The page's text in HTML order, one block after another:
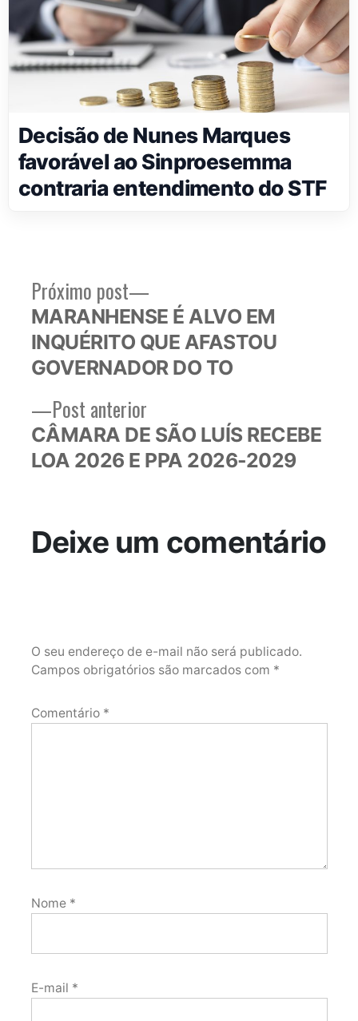
Decisão de Nunes Marques
favorável ao Sinproesemma
contraria entendimento do STF
Navegação
de
Post
Post anteriorPost
anterior:
CÂMARA DE SÃO LUÍS RECEBE
LOA 2026 E PPA 2026-2029
Próximo post
Próximo
post:
MARANHENSE É ALVO EM
INQUÉRITO QUE AFASTOU
GOVERNADOR DO TO
Deixe um comentário
O seu endereço de e-mail não será publicado.
Campos obrigatórios são marcados com *
Comentário *
Nome *
E-mail *